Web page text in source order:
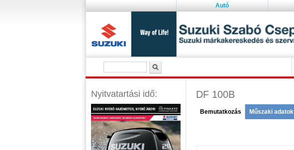
Autó
Keresés űrlap
DF 100B
Menu
Bemutatkozás (active
tab)
Műszaki adatok
Nyitvatartási idő: